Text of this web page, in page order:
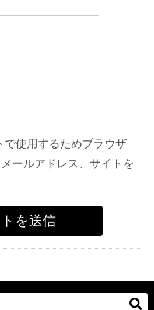
で使用するためブラウザ
ールアドレス、サイトを